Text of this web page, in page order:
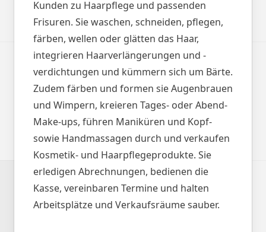
Kunden zu Haarpflege und passenden
Frisuren. Sie waschen, schneiden, pflegen,
färben, wellen oder glätten das Haar,
integrieren Haarverlängerungen und -
verdichtungen und kümmern sich um Bärte.
Zudem färben und formen sie Augenbrauen
und Wimpern, kreieren Tages- oder Abend-
Make-ups, führen Maniküren und Kopf-
sowie Handmassagen durch und verkaufen
Kosmetik- und Haarpflegeprodukte. Sie
erledigen Abrechnungen, bedienen die
Kasse, vereinbaren Termine und halten
Arbeitsplätze und Verkaufsräume sauber.